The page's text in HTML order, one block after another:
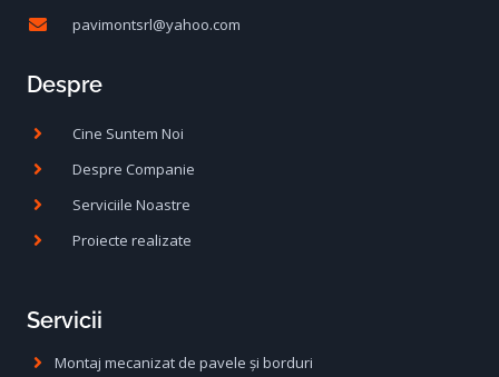
pavimontsrl@yahoo.com
Despre
Cine Suntem Noi
Despre Companie
Serviciile Noastre
Proiecte realizate
Servicii
Montaj mecanizat de pavele și borduri